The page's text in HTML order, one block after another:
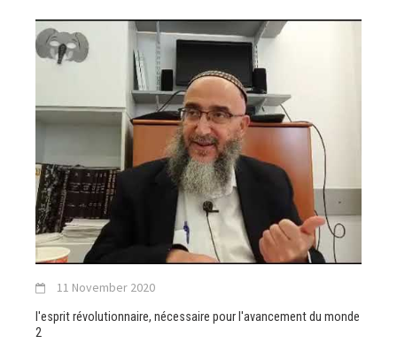
11 November 2020
l'esprit révolutionnaire, nécessaire pour l'avancement du monde
2